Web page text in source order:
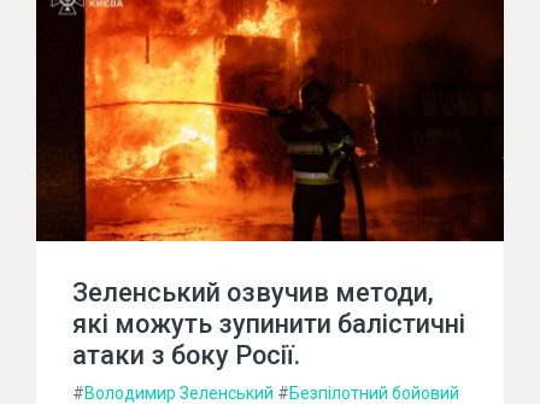
Зеленський озвучив методи,
які можуть зупинити балістичні
атаки з боку Росії.
#Володимир Зеленський #Безпілотний бойовий